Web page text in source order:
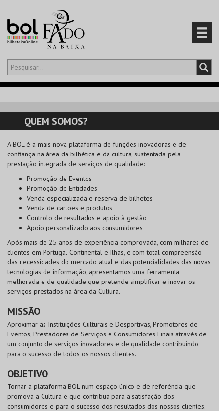
Olá,iniciar sessão
CARRINHO
EVENTOS
CARTÕES
PRODUTOS
QUEM SOMOS?
ABOLé a mais nova plataforma de funções inovadoras e de
confiança na área da bilhética e da cultura, sustentada pela
prestação integrada de serviços de qualidade:
Promoção de Eventos
Promoção de Entidades
Venda especializada e reserva de bilhetes
Venda de cartões e produtos
Controlo de resultados e apoio à gestão
Apoio personalizado aos consumidores
Após mais de 25 anos de experiência comprovada, com milhares de
clientes em Portugal Continental e Ilhas, e com total compreensão
das necessidades do mercado atual e das potencialidades das novas
tecnologias de informação, apresentamos uma ferramenta
melhorada e de qualidade que pretende simplificar e inovar os
serviços prestados na área da Cultura.
MISSÃO
Aproximar as Instituições Culturais e Desportivas, Promotores de
Eventos, Prestadores de Serviços e Consumidores Finais através de
um conjunto de serviços inovadores e de qualidade contribuindo
para o sucesso de todos os nossos clientes.
OBJETIVO
Tornar a plataforma BOLnum espaço único e de referência que
promova a Cultura e que contribua para a satisfação dos
consumidores e para o sucesso dos resultados dos nossos clientes.